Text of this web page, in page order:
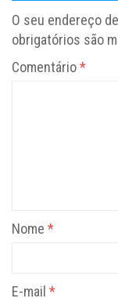
O seu endereço
obrigatórios são
Comentário*
Nome *
E-mail *